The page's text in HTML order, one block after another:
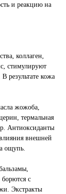
и реакцию на
коллаген,
стимулируют
результате кожа
жожоба,
термальная
Антиоксиданты
внешней
ощупь.
с
Экстракты